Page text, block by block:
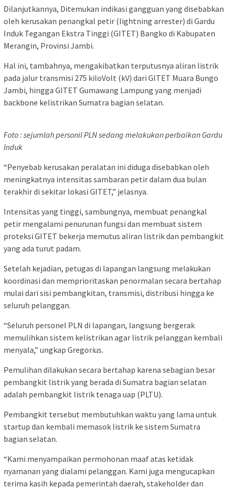
Dilanjutkannya, Ditemukan indikasi gangguan yang disebabkan
oleh kerusakan penangkal petir (lightning arrester) di Gardu
Induk Tegangan Ekstra Tinggi (GITET) Bangko di Kabupaten
Merangin, Provinsi Jambi.
Hal ini, tambahnya, mengakibatkan terputusnya aliran listrik
pada jalur transmisi 275 kiloVolt (kV) dari GITET Muara Bungo
Jambi, hingga GITET Gumawang Lampung yang menjadi
backbone kelistrikan Sumatra bagian selatan.
Foto : sejumlah personil PLN sedang melakukan perbaikan Gardu
Induk
“Penyebab kerusakan peralatan ini diduga disebabkan oleh
meningkatnya intensitas sambaran petir dalam dua bulan
terakhir di sekitar lokasi GITET,” jelasnya.
Intensitas yang tinggi, sambungnya, membuat penangkal
petir mengalami penurunan fungsi dan membuat sistem
proteksi GITET bekerja memutus aliran listrik dan pembangkit
yang ada turut padam.
Setelah kejadian, petugas di lapangan langsung melakukan
koordinasi dan memprioritaskan penormalan secara bertahap
mulai dari sisi pembangkitan, transmisi, distribusi hingga ke
seluruh pelanggan.
“Seluruh personel PLN di lapangan, langsung bergerak
memulihkan sistem kelistrikan agar listrik pelanggan kembali
menyala,” ungkap Gregorius.
Pemulihan dilakukan secara bertahap karena sebagian besar
pembangkit listrik yang berada di Sumatra bagian selatan
adalah pembangkit listrik tenaga uap (PLTU).
Pembangkit tersebut membutuhkan waktu yang lama untuk
startup dan kembali memasok listrik ke sistem Sumatra
bagian selatan.
“Kami menyampaikan permohonan maaf atas ketidak
nyamanan yang dialami pelanggan. Kami juga mengucapkan
terima kasih kepada pemerintah daerah, stakeholder dan